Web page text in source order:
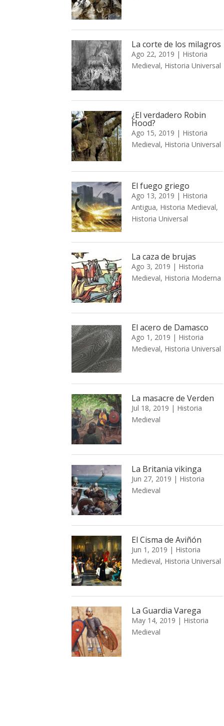
La corte de los milagros
Ago 22, 2019 | Historia
Medieval, Historia Universal
¿El verdadero Robin
Hood?
Ago 15, 2019 | Historia
Medieval, Historia Universal
El fuego griego
Ago 13, 2019 | Historia
Antigua, Historia Medieval,
Historia Universal
La caza de brujas
Ago 3, 2019 | Historia
Medieval, Historia Moderna
El acero de Damasco
Ago 1, 2019 | Historia
Medieval, Historia Universal
La masacre de Verden
Jul 18, 2019 | Historia
Medieval
La Britania vikinga
Jun 27, 2019 | Historia
Medieval
El Cisma de Aviñón
Jun 1, 2019 | Historia
Medieval, Historia Universal
La Guardia Varega
May 14, 2019 | Historia
Medieval